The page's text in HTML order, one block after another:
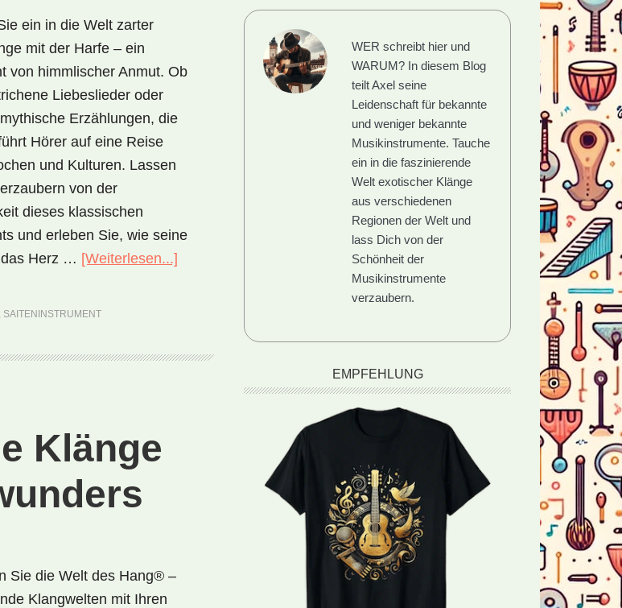
ein in die Welt zarter
mit der Harfe – ein
von himmlischer Anmut. Ob
Liebeslieder oder
Erzählungen, die
Hörer auf eine Reise
und Kulturen. Lassen
von der
dieses klassischen
und erleben Sie, wie seine
Herz … [Weiterlesen...]
Saitenspiel
der
, SAITENINSTRUMENT
Klänge
Sie die Welt des Hang® –
Klangwelten mit Ihren
WER schreibt hier und
WARUM?In diesem Blog
teilt Axel seine
Leidenschaft für bekannte
und weniger bekannte
Musikinstrumente. Tauche
ein in die faszinierende
Welt exotischer Klänge
aus verschiedenen
Regionen der Welt und
lass Dich von der
Schönheit der
Musikinstrumente
verzaubern.
EMPFEHLUNG